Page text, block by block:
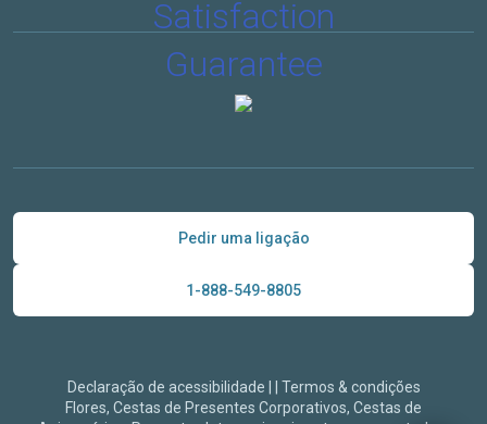
Pedir uma ligação
1-888-549-8805
Declaração de acessibilidade
Termos & condições
Flores, Cestas de Presentes Corporativos, Cestas de